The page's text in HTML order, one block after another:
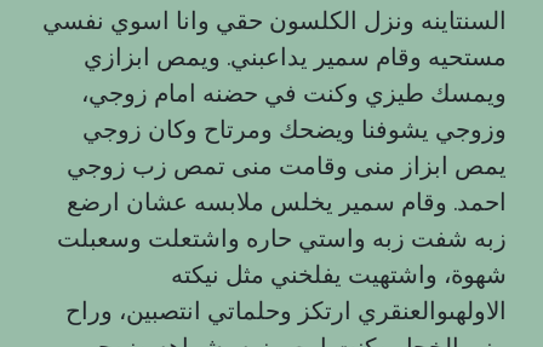
السنتاينه ونزل الكلسون حقي وانا اسوي نفسي
مستحيه وقام سمير يداعبني. ويمص ابزازي
ويمسك طيزي وكنت في حضنه امام زوجي،
وزوجي يشوفنا ويضحك ومرتاح وكان زوجي
يمص ابزاز منى وقامت منى تمص زب زوجي
احمد. وقام سمير يخلس ملابسه عشان ارضع
زبه شفت زبه واستي حاره واشتعلت وسعبلت
شهوة، واشتهيت يفلخني مثل نيكته
الاولهىوالعنقري ارتكز وحلماتي انتصبين، وراح